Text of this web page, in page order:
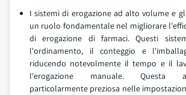
I sistemi di erogazione ad alto volume e
un ruolo fondamentale nel migliorare
di erogazione di farmaci. Questi
l'ordinamento, il conteggio e
riducendo notevolmente il tempo e il
l'erogazione manuale. Questa
particolarmente preziosa nelle